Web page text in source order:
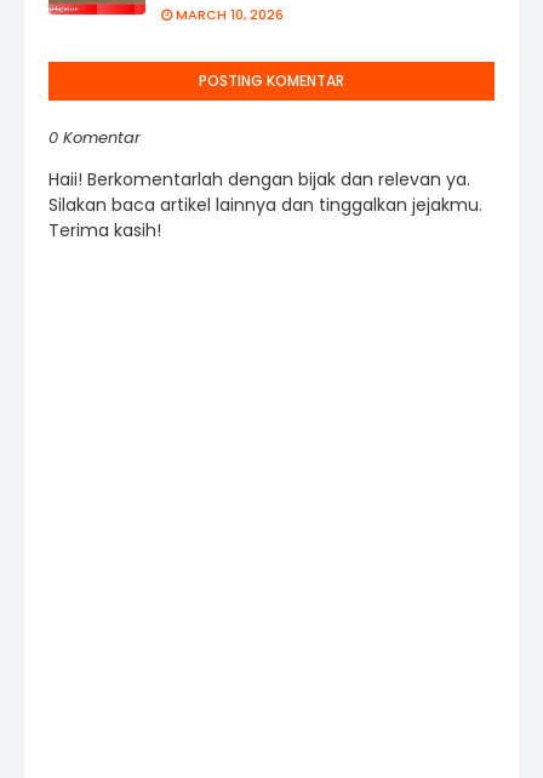
MARCH 10, 2026
POSTING KOMENTAR
0 Komentar
Haii! Berkomentarlah dengan bijak dan relevan ya.
Silakan baca artikel lainnya dan tinggalkan jejakmu.
Terima kasih!